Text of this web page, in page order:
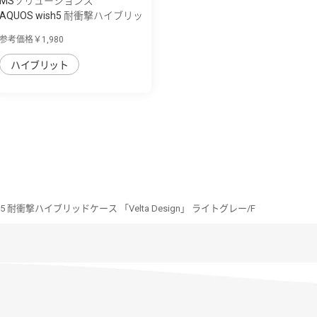
AQUOS wish5 耐衝撃ハイブリッ
参考価格￥1,980
ハイブリット
耐衝撃ハイブリッドケース 「Velta Design」 ライトグレー/F